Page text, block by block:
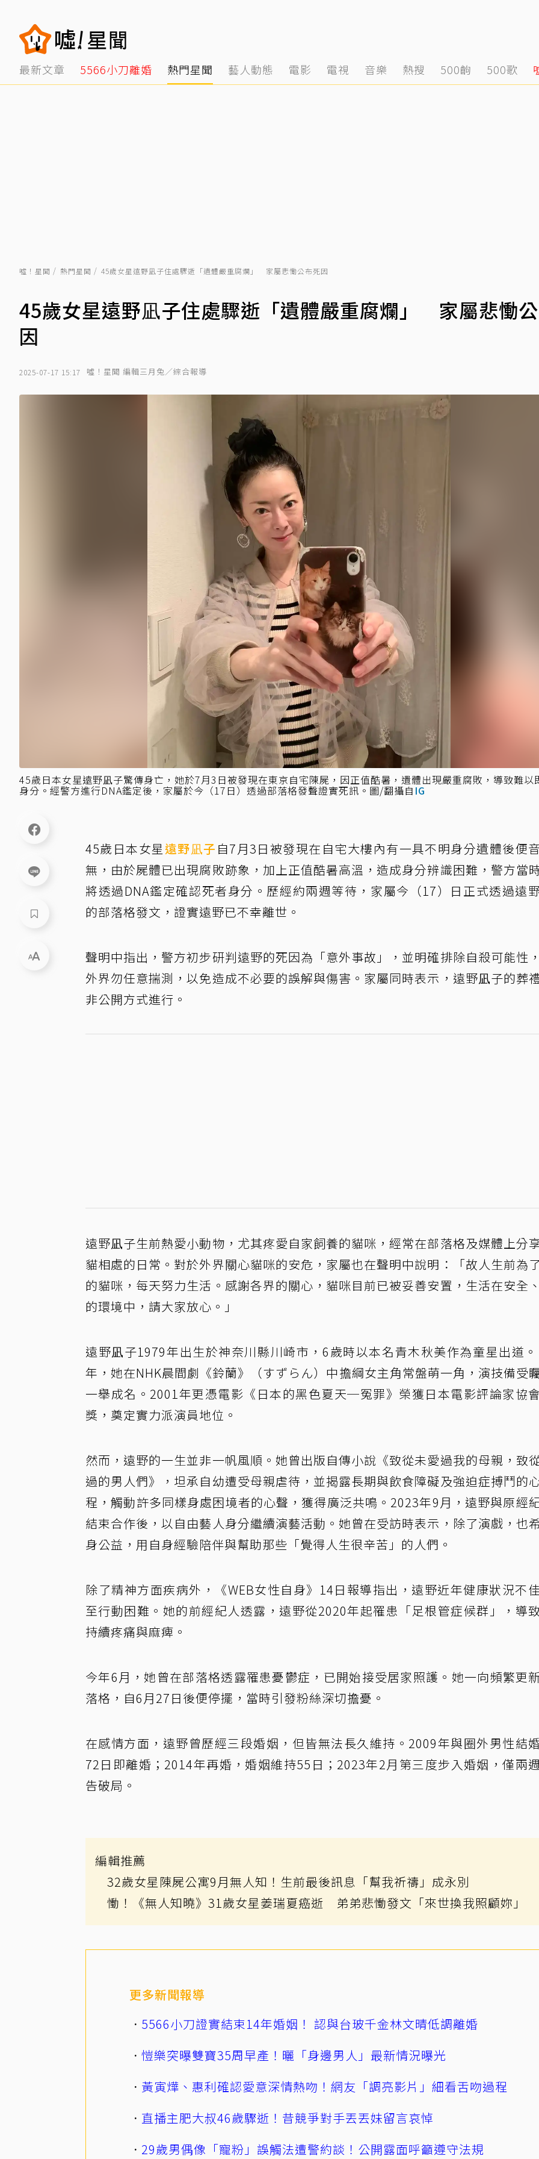
最新文章 5566小刀離婚 熱門星聞 藝人動態 電影 電視 音樂 熱搜 500齣 500歌
噓！星聞 熱門星聞 45歲女星遠野凪子住處驟逝「遺體嚴重腐爛」 家屬悲慟公布死因
45歲女星遠野凪子住處驟逝「遺體嚴重腐爛」 家屬悲慟
因
2025-07-17 15:17 噓！星聞 編輯三月兔／綜合報導
45歲日本女星遠野凪子驚傳身亡，她於7月3日被發現在東京自宅陳屍，因正值酷暑，遺體出現嚴重腐敗，導致難以
身分。經警方進行DNA鑑定後，家屬於今（17日）透過部落格發聲證實死訊。圖/翻攝自 IG
45歲日本女星 遠野凪子 自7月3日被發現在自宅大樓內有一具不明身分遺體後便
無，由於屍體已出現腐敗跡象，加上正值酷暑高溫，造成身分辨識困難，警方當
將透過DNA鑑定確認死者身分。歷經約兩週等待，家屬今（17）日正式透過遠
的部落格發文，證實遠野已不幸離世。
聲明中指出，警方初步研判遠野的死因為「意外事故」，並明確排除自殺可能性
外界勿任意揣測，以免造成不必要的誤解與傷害。家屬同時表示，遠野凪子的葬
非公開方式進行。
遠野凪子生前熱愛小動物，尤其疼愛自家飼養的貓咪，經常在部落格及媒體上分
貓相處的日常。對於外界關心貓咪的安危，家屬也在聲明中說明：「故人生前為
的貓咪，每天努力生活。感謝各界的關心，貓咪目前已被妥善安置，生活在安全
的環境中，請大家放心。」
遠野凪子1979年出生於神奈川縣川崎市，6歲時以本名青木秋美作為童星出道
年，她在NHK晨間劇《鈴蘭》（すずらん）中擔綱女主角常盤萌一角，演技備受
一舉成名。2001年更憑電影《日本的黑色夏天─冤罪》榮獲日本電影評論家協
獎，奠定實力派演員地位。
然而，遠野的一生並非一帆風順。她曾出版自傳小說《致從未愛過我的母親，致
過的男人們》，坦承自幼遭受母親虐待，並揭露長期與飲食障礙及強迫症搏鬥的
程，觸動許多同樣身處困境者的心聲，獲得廣泛共鳴。2023年9月，遠野與原經
結束合作後，以自由藝人身分繼續演藝活動。她曾在受訪時表示，除了演戲，也
身公益，用自身經驗陪伴與幫助那些「覺得人生很辛苦」的人們。
除了精神方面疾病外，《WEB女性自身》14日報導指出，遠野近年健康狀況不
至行動困難。她的前經紀人透露，遠野從2020年起罹患「足根管症候群」，導
持續疼痛與麻痺。
今年6月，她曾在部落格透露罹患憂鬱症，已開始接受居家照護。她一向頻繁更
落格，自6月27日後便停擺，當時引發粉絲深切擔憂。
在感情方面，遠野曾歷經三段婚姻，但皆無法長久維持。2009年與圈外男性結
72日即離婚；2014年再婚，婚姻維持55日；2023年2月第三度步入婚姻，僅兩
告破局。
編輯推薦
32歲女星陳屍公寓9月無人知！生前最後訊息「幫我祈禱」成永別
慟！《無人知曉》31歲女星姜瑞夏癌逝 弟弟悲慟發文「來世換我照顧妳」
更多新聞報導
5566小刀證實結束14年婚姻！ 認與台玻千金林文晴低調離婚
愷樂突曝雙寶35周早產！曬「身邊男人」最新情況曝光
黃寅燁、惠利確認愛意深情熱吻！網友「調亮影片」細看舌吻過程
直播主肥大叔46歲驟逝！昔競爭對手丟丟妹留言哀悼
29歲男偶像「寵粉」誤觸法遭警約談！公開露面呼籲遵守法規